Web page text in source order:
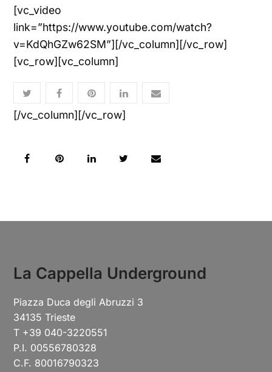
[vc_video
link=”https://www.youtube.com/watch?
v=KdQhGZw62SM”][/vc_column][/vc_row]
[vc_row][vc_column]
[/vc_column][/vc_row]
La Cappella Underground
Piazza Duca degli Abruzzi 3
34135 Trieste
T +39 040-3220551
P.I. 00556780328
C.F. 80016790323